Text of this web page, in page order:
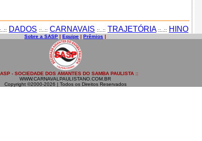
DADOS ::..:: CARNAVAIS ::..:: TRAJETÓRIA ::..:: HINO
Sobre a SASP | Equipe | Prêmios |
- SOCIEDADE DOS AMANTES DO SAMBA PAULISTA ::
WWW.CARNAVALPAULISTANO.COM.BR
Copyright ©2000-2026 | Todos os Direitos Reservados